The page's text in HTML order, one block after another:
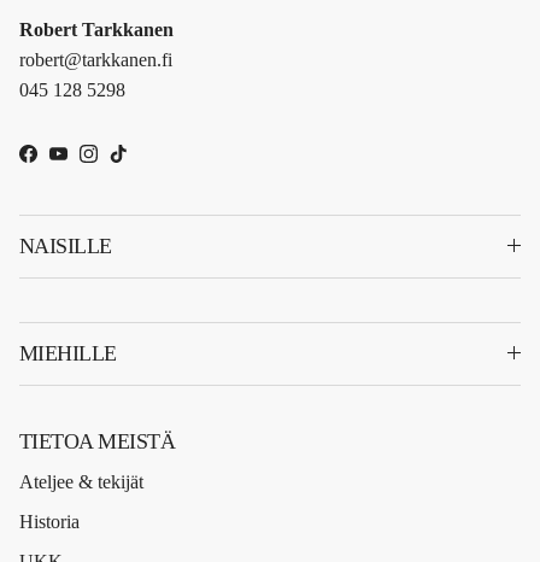
Robert Tarkkanen
robert@tarkkanen.fi
045 128 5298
Facebook
YouTube
Instagram
TikTok
NAISILLE
MIEHILLE
TIETOA MEISTÄ
Ateljee & tekijät
Historia